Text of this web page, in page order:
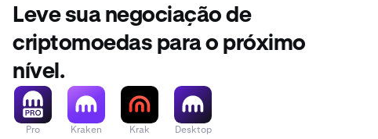
Leve sua negociação de
criptomoedas para o próximo
nível.
Pro Kraken Krak Desktop